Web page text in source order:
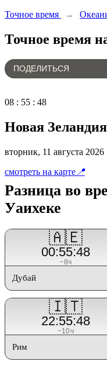
Точное время
→
Точное время
ПОДЕЛИТЬСЯ
08 : 55 : 48
Новая
вторник, 11 августа 2026
смотреть на карте 📍
Разница во
Уаихеке
🇦🇪
00:55:48
−8ч
Дубай
🇮🇹
22:55:48
−10ч
Рим